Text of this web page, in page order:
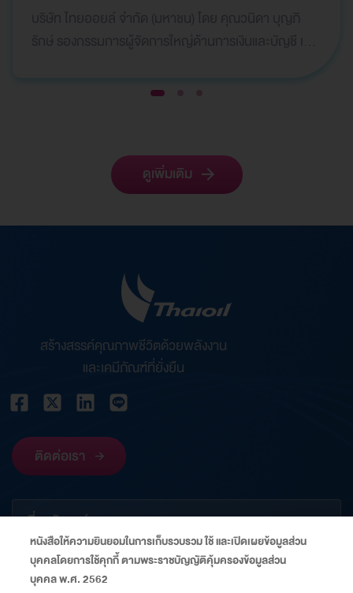
ดูเพิ่มเติม
สร้างสรรค์คุณภาพชีวิตด้วยพลังงาน
และเคมีภัณฑ์ที่ยั่งยืน
ติดต่อเรา
เกี่ยวกับองค์กร
ข้อมูลที่เกี่ยวข้อง
หนังสือให้ความยินยอมในการเก็บรวบรวม ใช้ และเปิดเผยข้อมูลส่วน
บุคคลโดยการใช้คุกกี้ ตามพระราชบัญญัติคุ้มครองข้อมูลส่วน
บุคคล พ.ศ. 2562